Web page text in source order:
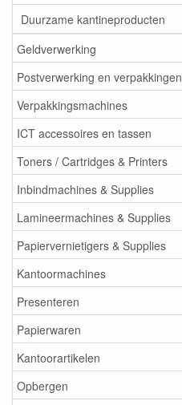
Duurzame kantineproducten
Geldverwerking
Postverwerking en verpakkingen
Verpakkingsmachines
ICT accessoires en tassen
Toners / Cartridges & Printers
Inbindmachines & Supplies
Lamineermachines & Supplies
Papiervernietigers & Supplies
Kantoormachines
Presenteren
Papierwaren
Kantoorartikelen
Opbergen